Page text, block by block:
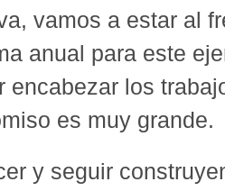
vamos a estar al
anual para este
encabezar los
es muy grande.
y seguir